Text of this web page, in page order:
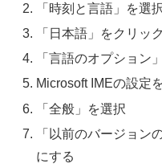
「時刻と言語」を選
「日本語」をクリック
「言語のオプション
Microsoft IMEの設定
「全般」を選択
「以前のバージョン
にする